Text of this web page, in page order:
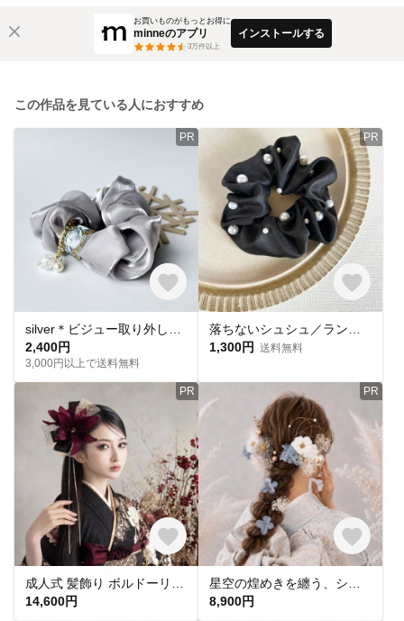
お買いものがもっとお得に
minneのアプリ
3万件以上
インストールする
この作品を見ている人におすすめ
PR
2,400円
3,000円以上で送料無料
PR
1,300円 送料無料
PR
14,600円
PR
8,900円